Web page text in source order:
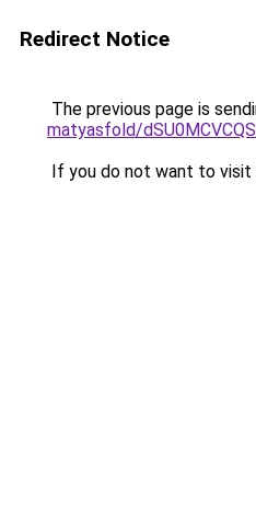
Redirect Notice
The previous page is
matyasfold/
If you do not want to visit